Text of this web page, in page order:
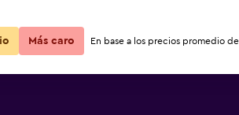
Ver oferta
Más caro En base a los precios promedio